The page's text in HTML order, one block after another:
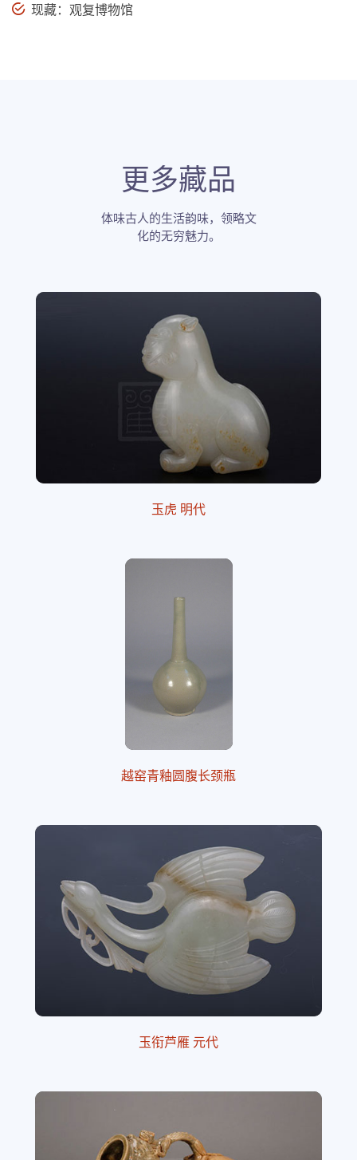
现藏：观复博物馆
更多藏品
体味古人的生活韵味，领略文
化的无穷魅力。
玉虎 明代
越窑青釉圆腹长颈瓶
玉衔芦雁 元代